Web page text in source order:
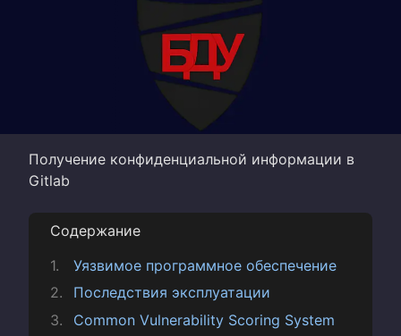
Получение конфиденциальной информации в
Gitlab
Содержание
Уязвимое программное обеспечение
Последствия эксплуатации
Common Vulnerability Scoring System